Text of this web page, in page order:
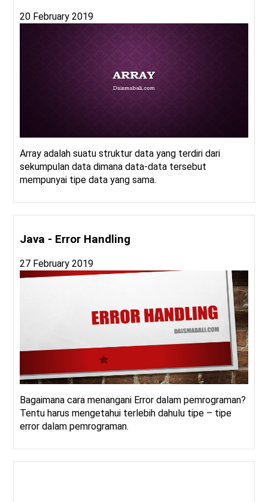
20 February 2019
Array adalah suatu struktur data yang terdiri dari
sekumpulan data dimana data-data tersebut
mempunyai tipe data yang sama.
Java - Error Handling
27 February 2019
Bagaimana cara menangani Error dalam pemrograman?
Tentu harus mengetahui terlebih dahulu tipe – tipe
error dalam pemrograman.